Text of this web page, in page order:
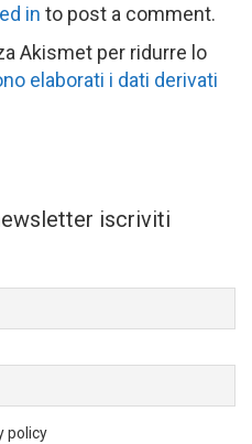
in to post a comment.
Akismet per ridurre lo
elaborati i dati derivati
iscriviti
policy